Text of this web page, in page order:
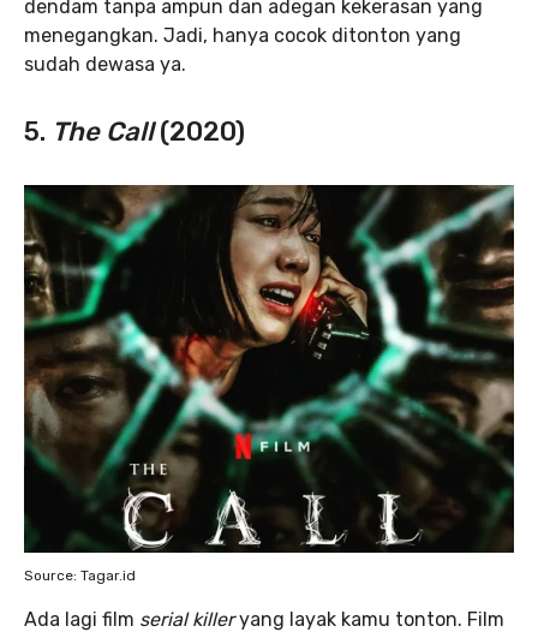
dendam tanpa ampun dan adegan kekerasan yang
menegangkan. Jadi, hanya cocok ditonton yang
sudah dewasa ya.
5. The Call(2020)
Source: Tagar.id
Ada lagi film serial killeryang layak kamu tonton. Film